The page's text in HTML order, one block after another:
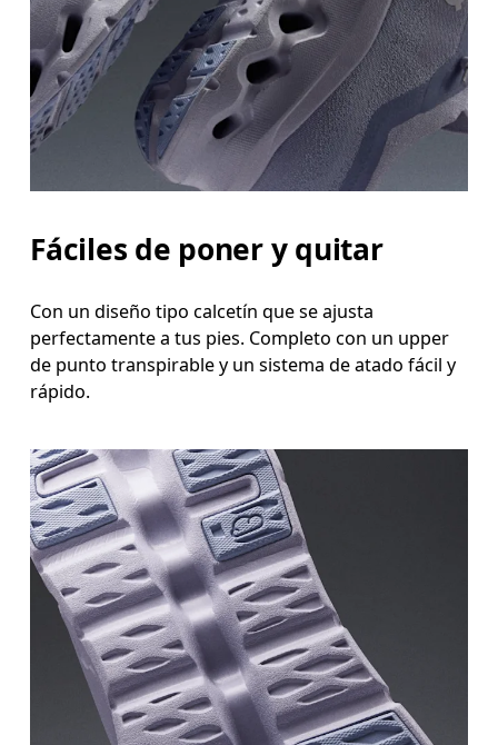
Fáciles de poner y quitar
Con un diseño tipo calcetín que se ajusta
perfectamente a tus pies. Completo con un upper
de punto transpirable y un sistema de atado fácil y
rápido.